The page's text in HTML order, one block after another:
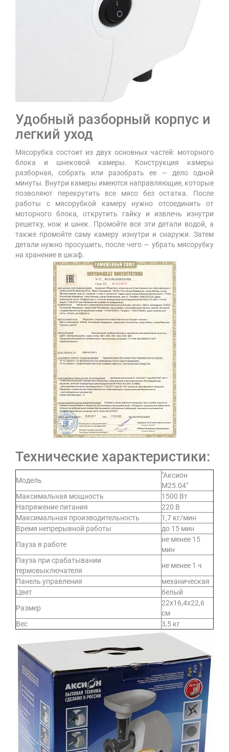
Удобный разборный корпус и
легкий уход
Мясорубка состоит из двух основных частей: моторного
блока и шнековой камеры. Конструкция камеры
разборная, собрать или разобрать ее — дело одной
минуты. Внутри камеры имеются направляющие, которые
позволяют перекрутить все мясо без остатка. После
работы с мясорубкой камеру нужно отсоединить от
моторного блока, открутить гайку и извлечь изнутри
решетку, нож и шнек. Промойте все эти детали водой, а
также промойте саму камеру изнутри и снаружи. Затем
детали нужно просушить, после чего — убрать мясорубку
на хранение в шкаф.
Технические характеристики:
Модель
"Аксион
М25.04"
Максимальная мощность
1500 Вт
Напряжение питания
220 В
Максимальная производительность
1,7 кг/мин
Время непрерывной работы
до 15 мин
Пауза в работе
не менее 15
мин
Пауза при срабатывании
термовыключателя
не менее 1 ч
Панель управления
механическая
Цвет
белый
Размер
22х16,4х22,6
см
Вес
3,5 кг